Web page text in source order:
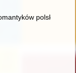
: katalogpolskich: